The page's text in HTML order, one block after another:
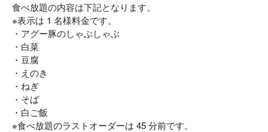
食べ放題の内容は下記となります。
※表示は 1 名様料金です。
・アグー豚のしゃぶしゃぶ
・白菜
・豆腐
・えのき
・ねぎ
・そば
・白ご飯
※食べ放題のラストオーダーは 45 分前です。